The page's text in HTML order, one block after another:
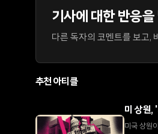
기사에 대한 반응
다른 독자의 코멘트를 보고,
추천 아티클
미 상원,
미국 상원